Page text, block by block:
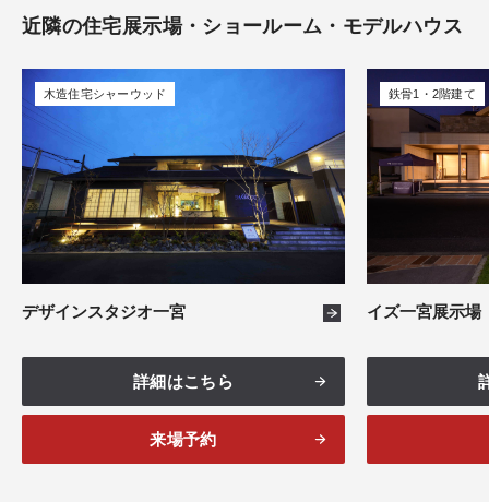
知多 2件
岐阜 7件
静岡 12件
三重
近隣の住宅展示場・ショールーム・モデルハウス
デザインスタジオ一宮
木造住宅シャーウッド
詳細はこちら
来場予約
イズ一宮展示場
鉄骨1・2階建て